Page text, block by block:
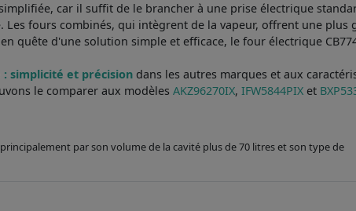
car il suffit de le brancher à une prise électrique
fours combinés, qui intègrent de la vapeur, offrent une plus
quête d'une solution simple et efficace, le four électrique
simplicité et précision dans les autres marques et aux
le comparer aux modèlesAKZ96270IX,IFW5844PIX et
par son volume de la cavité plus de 70 litres et son type de